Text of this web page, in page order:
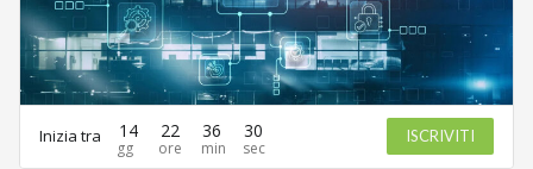
Inizia tra 14 22 36 30 ISCRIVITI